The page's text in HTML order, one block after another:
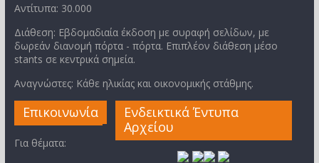
Αντίτυπα: 30.000
Διάθεση: Εβδομαδιαία έκδοση με συραφή σελίδων, με
δωρεάν διανομή πόρτα - πόρτα. Επιπλέον διάθεση μέσο
stants σε κεντρικά σημεία.
Αναγνώστες: Κάθε ηλικίας και οικονομικής στάθμης.
Επικοινωνία
Για θέματα:
Ενδεικτικά Έντυπα
Αρχείου